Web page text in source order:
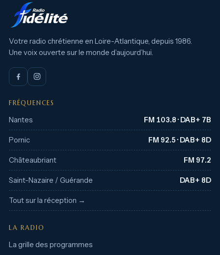
Votre radio chrétienne en Loire-Atlantique, depuis 1986.
Une voix ouverte sur le monde d’aujourd’hui.
FRÉQUENCES
Nantes FM 103.8 · DAB+ 7B
Pornic FM 92.5 · DAB+ 8D
Châteaubriant FM 97.2
Saint-Nazaire / Guérande DAB+ 8D
Tout sur la réception →
LA RADIO
La grille des programmes